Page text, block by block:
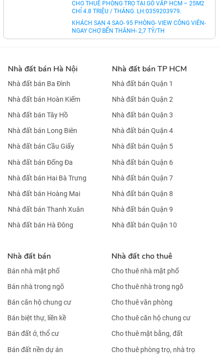
THUÊ NHÀ PHỐ GÓC 2 MT CỘNG HÒA 4 TẦNG
CHO THUÊ CĂN HỘ TẦNG 4 (2PN, 100M2) TẠI KĐT
LH:0971928881
CHO THUÊ PHÒNG TRỌ TẠI GÒ VẤP HCM – 25M2
CHỈ 4.8 TRIỆU / THÁNG. LH:0359203979.
KHÁCH SẠN 4 SAO- 95 PHÒNG- VIEW CÔNG VIÊN-
NGAY CHỢ BẾN THÀNH- 2,7 TỶ/TH
Nhà đất bán Hà Nội Nhà đất bán TP HCM